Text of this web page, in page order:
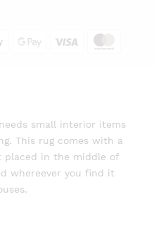
small interior items
This rug comes with a
in the middle of
whereever you find it